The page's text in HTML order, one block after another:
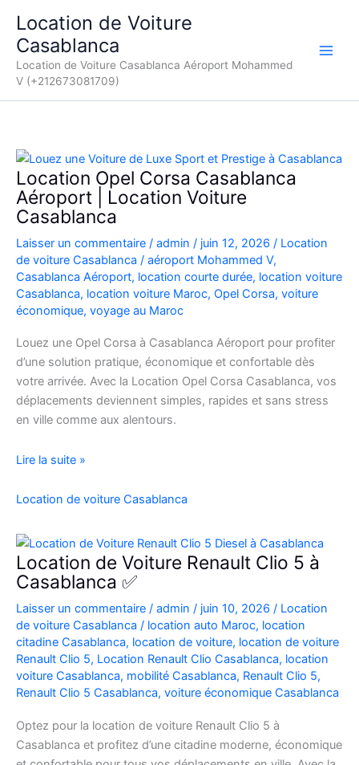
contenu
Location de Voiture
Casablanca
Location de Voiture Casablanca Aéroport Mohammed
V (+212673081709)
Location Opel Corsa Casablanca
Aéroport | Location Voiture
Casablanca
Laisser un commentaire / admin / juin 12, 2026 / Location
de voiture Casablanca / aéroport Mohammed V,
Casablanca Aéroport, location courte durée, location voiture
Casablanca, location voiture Maroc, Opel Corsa, voiture
économique, voyage au Maroc
Louez une Opel Corsa à Casablanca Aéroport pour profiter
d’une solution pratique, économique et confortable dès
votre arrivée. Avec la Location Opel Corsa Casablanca, vos
déplacements deviennent simples, rapides et sans stress
en ville comme aux alentours.
Location
Corsa
Aéroport
|
Location
Voiture
Casablanca
Lire la suite »
Location de voiture Casablanca
Location de Voiture Renault Clio 5 à
Casablanca ✅
Laisser un commentaire / admin / juin 10, 2026 / Location
de voiture Casablanca / location auto Maroc, location
citadine Casablanca, location de voiture, location de voiture
Renault Clio 5, Location Renault Clio Casablanca, location
voiture Casablanca, mobilité Casablanca, Renault Clio 5,
Renault Clio 5 Casablanca, voiture économique Casablanca
Optez pour la location de voiture Renault Clio 5 à
Casablanca et profitez d’une citadine moderne, économique